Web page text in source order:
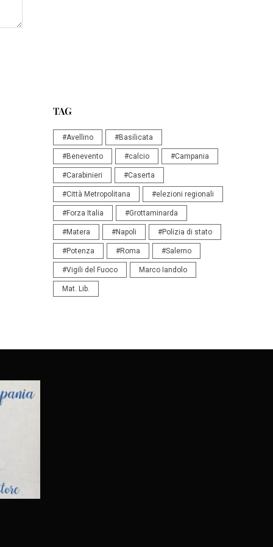
TAG
#Avellino #Basilicata
#Benevento #calcio #Campania
#Carabinieri #Caserta
#Città Metropolitana #elezioni regionali
#Forza Italia #Grottaminarda
#Matera #Napoli #Polizia di stato
#Potenza #Roma #Salerno
#Vigili del Fuoco Marco Iandolo
Mat. Lib.